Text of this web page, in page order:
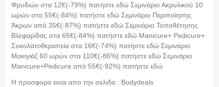
Φρυδιών στα 12€(-79%) πατήστε εδώ Σεμινάριο Ακρυλικού 10
ωρών στα 55€(-84%) πατήστε εδώ Σεμινάριο Περιποίησης
Άκρων από 35€(-87%) πατήστε εδώ Σεμινάριο Τοποθέτησης
Βλεφαρίδας στα 65€(-84%) πατήστε εδώ Manicure+ Pedicure+
Σοκολατοθεραπεία στα 16€(-74%) πατήστε εδώ Σεμινάριο
Μακιγιάζ 60 ωρών στα 110€(-86%) πατήστε εδώ Σεμινάριο
Manicure+Pedicure από 55€(-92%) πατήστε εδώ
Η προσφορα ειναι απο την σελιδα : Bodydeals